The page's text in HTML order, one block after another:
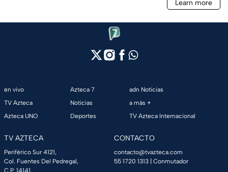
en vivo
TV Azteca
Azteca UNO
Azteca 7
Noticias
Deportes
adn Noticias
a más +
TV Azteca Internacional
TV AZTECA
Periférico Sur 4121,
Col. Fuentes Del Pedregal,
C.P. 14141,
CONTACTO
contacto@tvazteca.com
55 1720 1313 | Conmutador